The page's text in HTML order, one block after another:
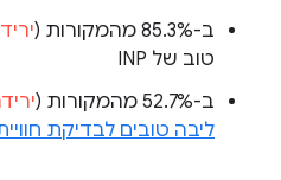
ב-85.3% מהמקורות (
טוב של INP
ב-52.7% מהמקורות (
ליבה טובים לבדיקת